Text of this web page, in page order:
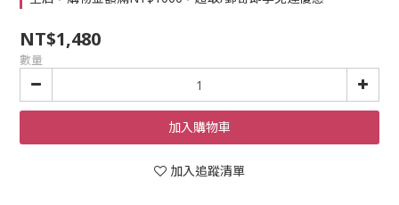
NT$1,480
數量
加入購物車
加入追蹤清單